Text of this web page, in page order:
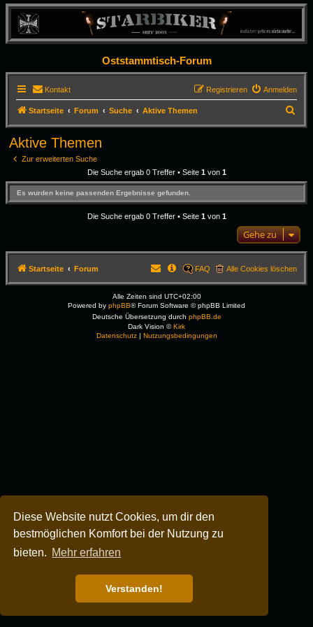
Diese Website nutzt Cookies, um dir den
bestmöglichen Komfort bei der Nutzung zu
bieten. Mehr erfahren
Verstanden!
Oststammtisch-Forum
Kontakt Anmelden
Registrieren
Startseite Forum Suche Aktive Themen
u
Aktive Themen
Zur erweiterten Suche
Die Suche ergab 0 Treffer • Seite 1von 1
Es wurden keine passenden Ergebnisse gefunden.
Die Suche ergab 0 Treffer • Seite 1von 1
Gehe zu
Startseite Forum Alle Cookies löschen
FAQ
Alle Zeiten sind UTC+02:00
Powered by phpBB® Forum Software © phpBB Limited
Deutsche Übersetzung durch phpBB.de
Dark Vision ©Kirk
Datenschutz| Nutzungsbedingungen